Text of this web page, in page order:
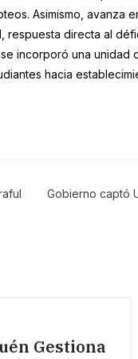
Asimismo, avanza
directa al
incorporó una
hacia
Gobierno captó
Gestiona